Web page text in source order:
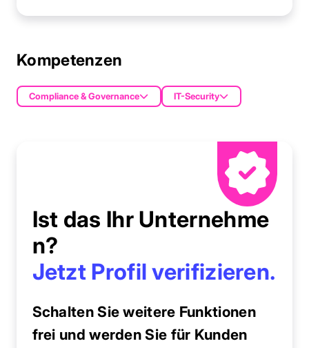
Kompetenzen
Compliance & Governance IT-Security
Ist das Ihr Unternehme
n?
Jetzt Profil verifizieren.
Schalten Sie weitere Funktionen
frei und werden Sie für Kunden